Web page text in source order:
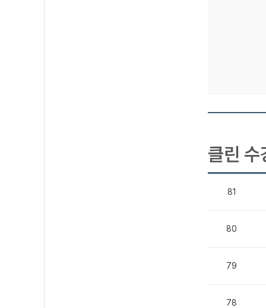
클린 수
81
80
79
78